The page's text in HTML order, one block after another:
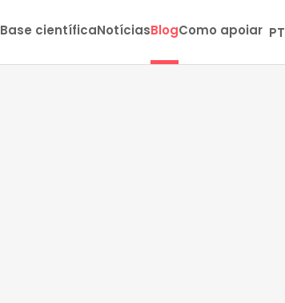
Base científicaNotíciasBlogComo apoiar PT